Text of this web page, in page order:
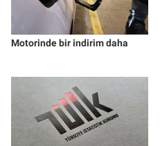
Motorinde bir indirim daha